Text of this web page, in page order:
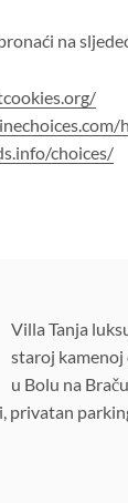
na
choices/
Villa Tanja
staroj
u Bolu na
privatan